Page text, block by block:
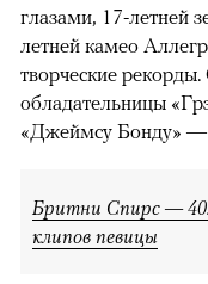
глазами, 17-летней
летней камео
творческие
обладательницы
«Джеймсу Бонду» —
Бритни Спирс —
клипов певицы